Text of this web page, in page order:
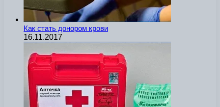
Как стать донором крови
16.11.2017